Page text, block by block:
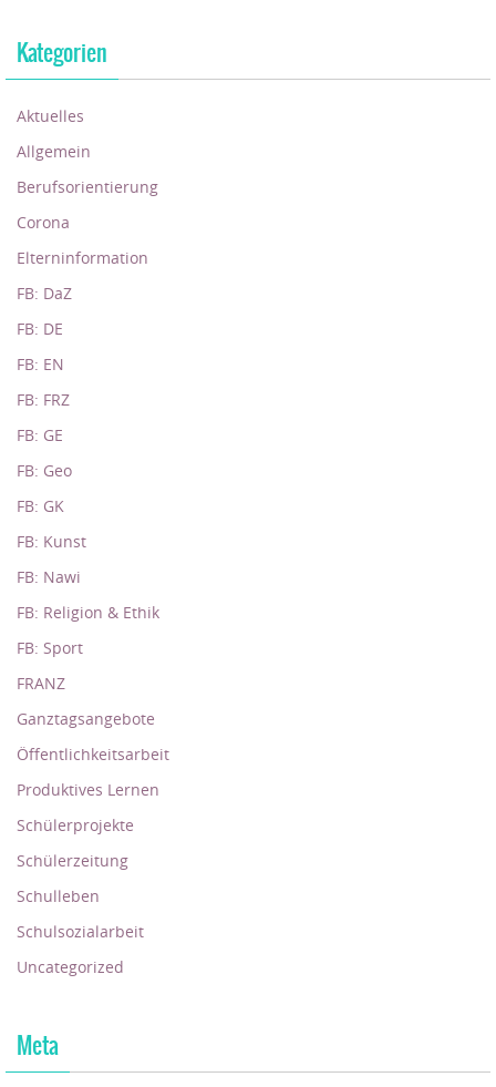
Kategorien
Aktuelles
Allgemein
Berufsorientierung
Corona
Elterninformation
FB: DaZ
FB: DE
FB: EN
FB: FRZ
FB: GE
FB: Geo
FB: GK
FB: Kunst
FB: Nawi
FB: Religion & Ethik
FB: Sport
FRANZ
Ganztagsangebote
Öffentlichkeitsarbeit
Produktives Lernen
Schülerprojekte
Schülerzeitung
Schulleben
Schulsozialarbeit
Uncategorized
Meta